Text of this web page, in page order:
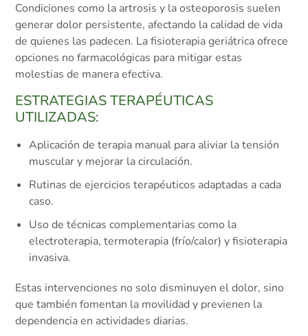
Condiciones como la artrosis y la osteoporosis suelen
generar dolor persistente, afectando la calidad de vida
de quienes las padecen. La fisioterapia geriátrica ofrece
opciones no farmacológicas para mitigar estas
molestias de manera efectiva.
ESTRATEGIAS TERAPÉUTICAS
UTILIZADAS:
Aplicación de terapia manual para aliviar la tensión
muscular y mejorar la circulación.
Rutinas de ejercicios terapéuticos adaptadas a cada
caso.
Uso de técnicas complementarias como la
electroterapia, termoterapia (frío/calor) y fisioterapia
invasiva.
Estas intervenciones no solo disminuyen el dolor, sino
que también fomentan la movilidad y previenen la
dependencia en actividades diarias.